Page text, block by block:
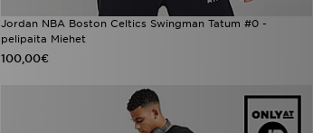
Jordan NBA Boston Celtics Swingman Tatum #0 -
pelipaita Miehet
100,00€